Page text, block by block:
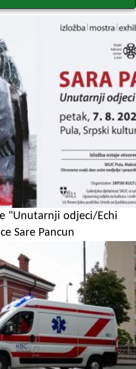
"Unutarnji odjeci/Echi
Sare Pancun